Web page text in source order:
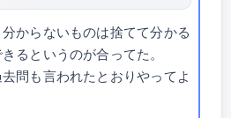
からないものは捨てて分かる
るというのが合ってた。
問も言われたとおりやってよ